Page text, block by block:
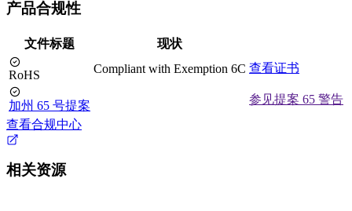
产品合规性
文件标题 现状
RoHS Compliant with Exemption 6C 查看证书
加州 65 号提案
参见提案 65 警告
查看合规中心
相关资源